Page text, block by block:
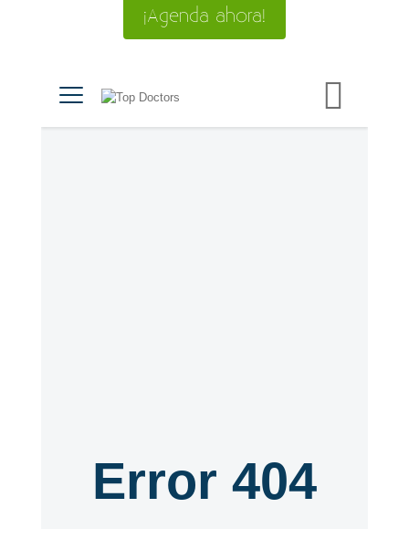
¡Agenda ahora!